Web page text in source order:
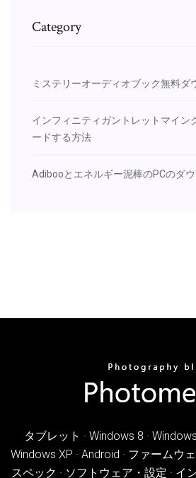
Category
ミステリーオーディオブック無料ダ
インフィニティガントレットマイン
ードする方法
Adibooとエネルギー泥棒のPCのダ
タブレット · Windows 8 ·
Windows XP · Android · ファームウ
スペック · ソフトウェア・設定 · イ